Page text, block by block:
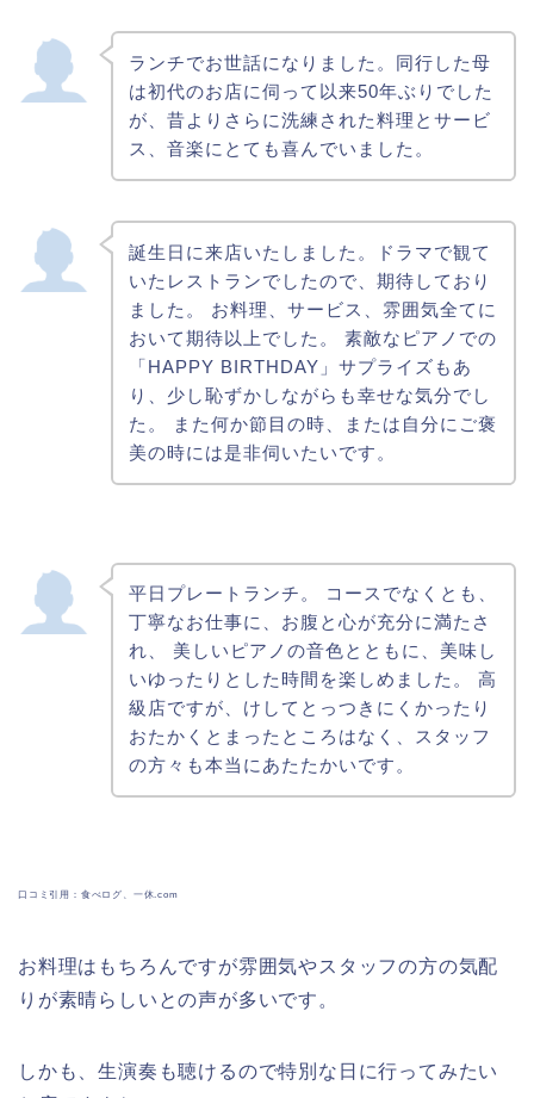
ランチでお世話になりました。同行した母
は初代のお店に伺って以来50年ぶりでした
が、昔よりさらに洗練された料理とサービ
ス、音楽にとても喜んでいました。
誕生日に来店いたしました。ドラマで観て
いたレストランでしたので、期待しており
ました。 お料理、サービス、雰囲気全てに
おいて期待以上でした。 素敵なピアノでの
「HAPPY BIRTHDAY」サプライズもあ
り、少し恥ずかしながらも幸せな気分でし
た。 また何か節目の時、または自分にご褒
美の時には是非伺いたいです。
平日プレートランチ。 コースでなくとも、
丁寧なお仕事に、お腹と心が充分に満たさ
れ、 美しいピアノの音色とともに、美味し
いゆったりとした時間を楽しめました。 高
級店ですが、けしてとっつきにくかったり
おたかくとまったところはなく、スタッフ
の方々も本当にあたたかいです。
口コミ引用：食べログ、一休.com
お料理はもちろんですが雰囲気やスタッフの方の気配
りが素晴らしいとの声が多いです。
しかも、生演奏も聴けるので特別な日に行ってみたい